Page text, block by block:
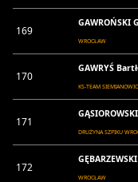
169
GAWROŃSKI
WROCŁAW
170
GAWRYŚ
KS-TEAM
171
DRUŻYNA SZPIKU
172
WROCŁAW